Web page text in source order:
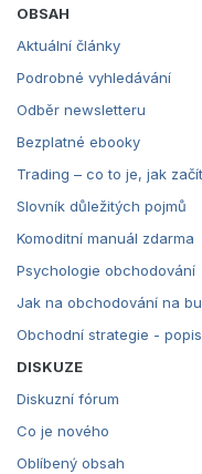
OBSAH
Aktuální články
Podrobné vyhledávání
Odběr newsletteru
Bezplatné ebooky
Trading – co to je, jak
Slovník důležitých pojmů
Komoditní manuál zdarma
Psychologie obchodování
Jak na obchodování na
Obchodní strategie -
DISKUZE
Diskuzní fórum
Co je nového
Oblíbený obsah